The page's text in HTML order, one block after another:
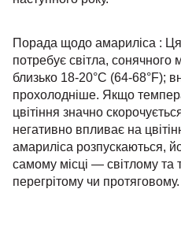
Порада щодо амариліса :
потребує світла, сонячного
близько 18-20°C (64-68°F);
прохолодніше. Якщо
цвітіння значно
негативно впливає на
амариліса розпускаються,
самому місці — світлому та
перегрітому чи протяговому.